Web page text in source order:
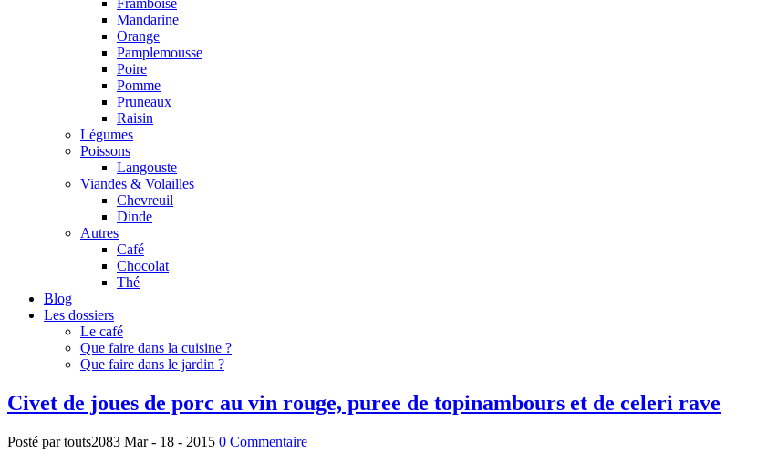
Mandarine
Orange
Pamplemousse
Poire
Pomme
Pruneaux
Raisin
Légumes
Poissons
Langouste
Viandes & Volailles
Chevreuil
Dinde
Autres
Café
Chocolat
Thé
Blog
Les dossiers
Le café
Que faire dans la cuisine ?
Que faire dans le jardin ?
Civet de joues de porc au vin rouge, puree de topinambours et de celeri rave
Posté par touts2083 Mar - 18 - 2015 0 Commentaire